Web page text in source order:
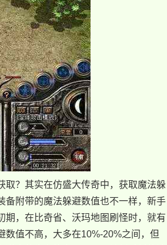
取？其实在仿盛大传奇中，获取魔法躲
备附带的魔法躲避数值也不一样，新手
期，在比奇省、沃玛地图刷怪时，就有
值不高，大多在10%-20%之间，但